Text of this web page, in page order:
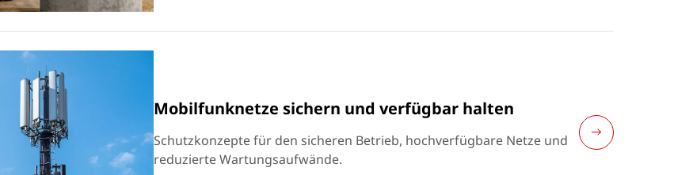
Mobilfunknetze sichern und verfügbar halten
Schutzkonzepte für den sicheren Betrieb, hochverfügbare Netze und
reduzierte Wartungsaufwände.